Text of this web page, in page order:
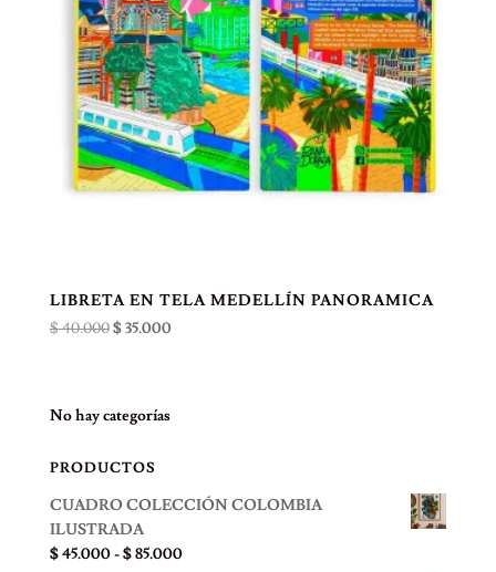
LIBRETA EN TELA MEDELLÍN PANORAMICA
$40.000El
$ 40.000.
$35.000El
No hay categorías
PRODUCTOS
CUADRO COLECCIÓN COLOMBIA
ILUSTRADA
$45.000-$85.000Rango